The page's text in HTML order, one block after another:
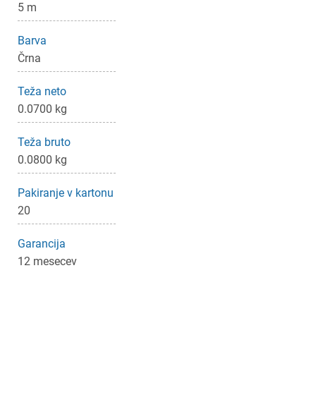
5 m
Barva
Črna
Teža neto
0.0700 kg
Teža bruto
0.0800 kg
Pakiranje v kartonu
20
Garancija
12 mesecev
Prijava
Za dodajanje na seznam želja morate biti prijavljeni.
Prekliči